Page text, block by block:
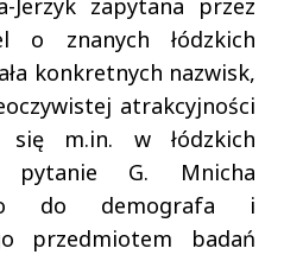
Jerzyk zapytana przez
o znanych łódzkich
konkretnych nazwisk,
atrakcyjności
się m.in. w łódzkich
pytanie G. Mnicha
do demografa i
przedmiotem badań